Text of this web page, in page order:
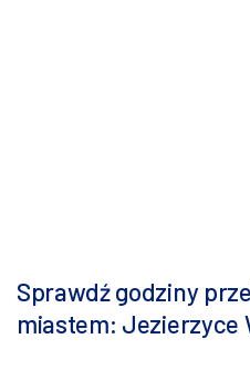
Sprawdź godziny
miastem: Jezierzyce